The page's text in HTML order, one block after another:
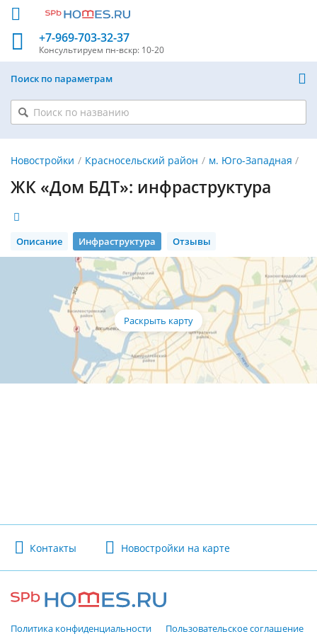
+7-969-703-32-37
Консультируем пн-вскр: 10-20
Поиск по параметрам
Новостройки Красносельский район м. Юго-Западная
ЖК «Дом БДТ»: инфраструктура
Описание Инфраструктура Отзывы
Контакты Новостройки на карте
Политика конфиденциальности Пользовательское соглашение